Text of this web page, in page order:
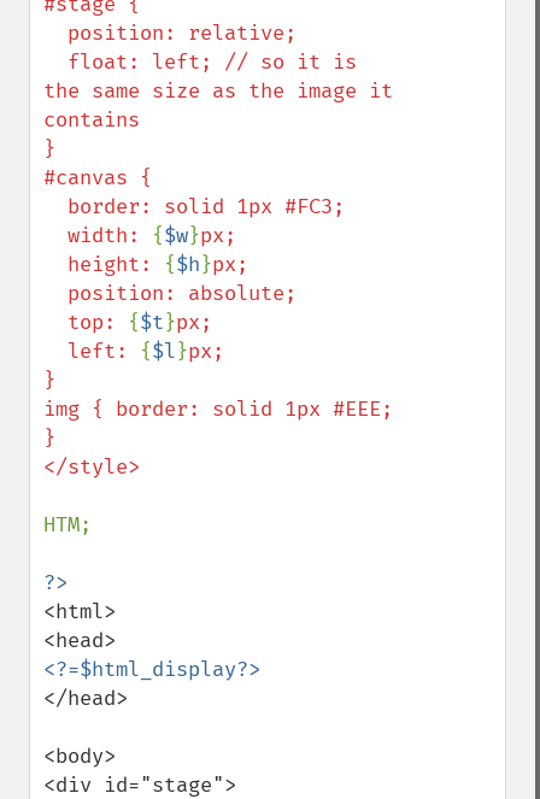
the same size as the image it
contains
}
#canvas {
  width:
{$w}px;
  height:
{$h}px;
  top:
{$t}px;
  left:
{$l}px;
}
img { border: solid 1px #EEE;
}
</style>
HTM;
<html>
</head>
<body>
<div id="stage">